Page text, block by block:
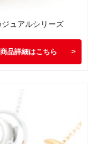
ジュアルシリーズ
商品詳細はこちら